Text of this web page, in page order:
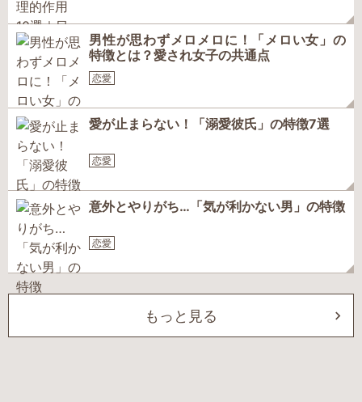
男性が思わずメロメロに！「メロい女」の
特徴とは？愛され女子の共通点
恋愛
愛が止まらない！「溺愛彼氏」の特徴7選
恋愛
意外とやりがち…「気が利かない男」の特徴
恋愛
もっと見る